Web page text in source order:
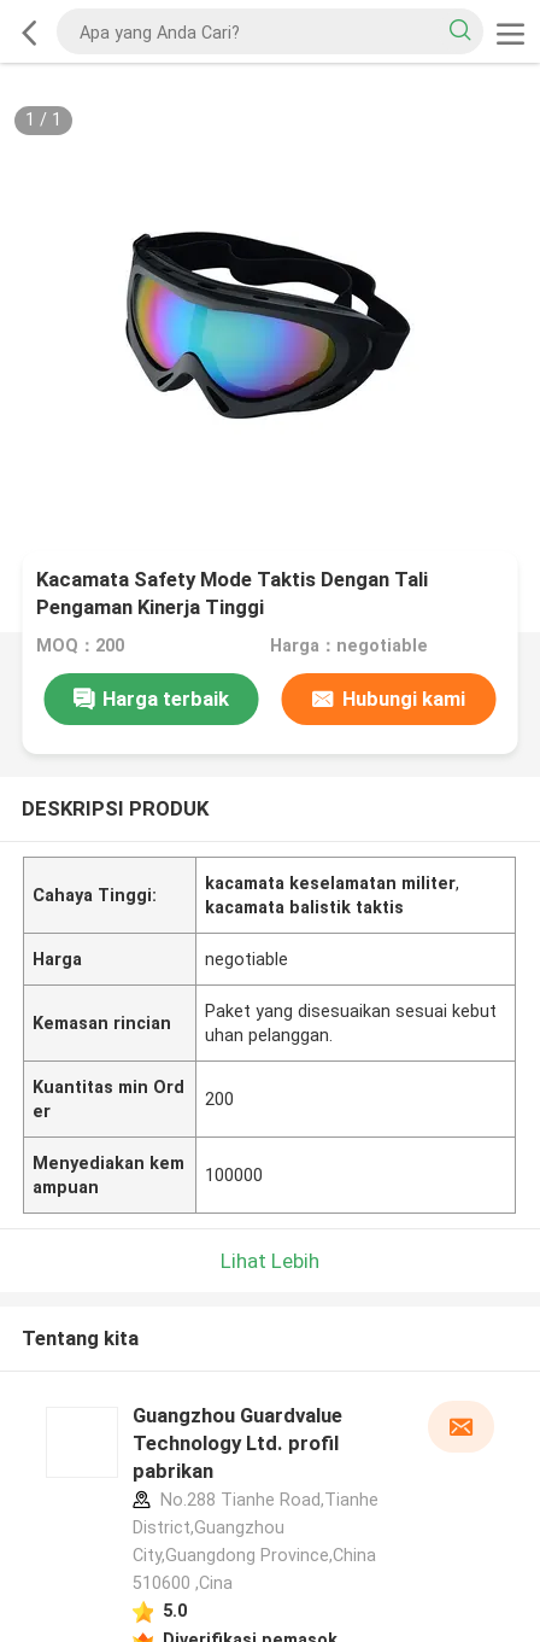
1 / 1
Kacamata Safety Mode Taktis Dengan Tali
Pengaman Kinerja Tinggi
MOQ：200 Harga：negotiable
Harga terbaik Hubungi kami
DESKRIPSI PRODUK
Cahaya Tinggi:
kacamata keselamatan militer,
kacamata balistik taktis
Harga negotiable
Kemasan rincian
Paket yang disesuaikan sesuai kebut
uhan pelanggan.
Kuantitas min Ord
er
200
Menyediakan kem
ampuan
100000
Lihat Lebih
Tentang kita
Guangzhou Guardvalue
Technology Ltd. profil
pabrikan
No.288 Tianhe Road,Tianhe
District,Guangzhou
City,Guangdong Province,China
510600 ,Cina
5.0